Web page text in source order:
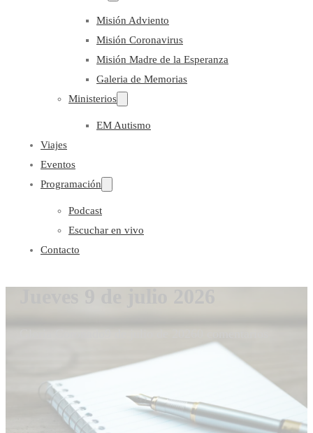
Misión Adviento
Misión Coronavirus
Misión Madre de la Esperanza
Galeria de Memorias
Ministerios
EM Autismo
Viajes
Eventos
Programación
Podcast
Escuchar en vivo
Contacto